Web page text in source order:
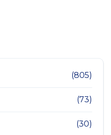
(805)
(73)
(30)